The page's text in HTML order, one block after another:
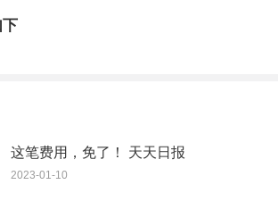
这笔费用，免了！ 天天日报
2023-01-10